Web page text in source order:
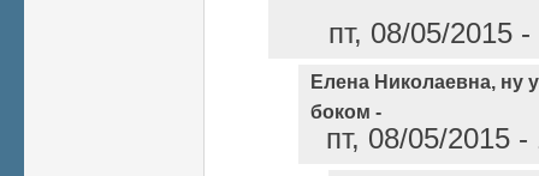
пт, 08/05/2015
Елена Николаевна, ну
боком -
пт, 08/05/2015